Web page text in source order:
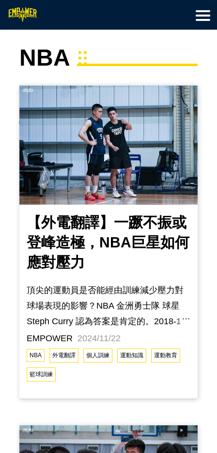
首頁
籃球訓練
特色營隊
最新文章
線上教學
關於我們
會員專區
NBA
【外電翻譯】一蹶不振或
登峰造極，NBA巨星如何
應對壓力
頂尖的運動員是否能經由訓練減少壓力對
球場表現的影響？NBA 金洲勇士隊 球星
Steph Curry 認為答案是肯定的。2018-19
賽季時，勇士隊的目標毫無疑問地就是尋
求三連霸，根據運動媒體 ESPN 的統計，
在那段時期的比賽中，Curry 在第四節或延
長賽的最後五分鐘內總共命中了61次關鍵
投籃（ clutch shot ）。另外，在那年季後
Curry 在上半場一分未得的狀況下，於下半
場豪奪 33 分並成功率領勇士隊登上西區決
EMPOWER 2024/11/22
NBA 外電翻譯 個人訓練 運動知識 運動教育
籃球訓練